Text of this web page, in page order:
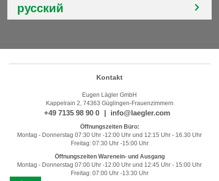
русский
Kontakt
Eugen Lägler GmbH
Kappelrain 2, 74363 Güglingen-Frauenzimmern
+49 7135 98 90 0 info@laegler.com
Öffnungszeiten Büro:
Montag - Donnerstag 07:30 Uhr -12:00 Uhr und 12:15 Uhr - 16.30 Uhr
Freitag: 07:30 Uhr -15:00 Uhr
Öffnungszeiten Warenein- und Ausgang
Montag - Donnerstag 07:00 Uhr -12:00 Uhr und 12:45 Uhr - 15:00 Uhr
Freitag: 07:00 Uhr -13:30 Uhr